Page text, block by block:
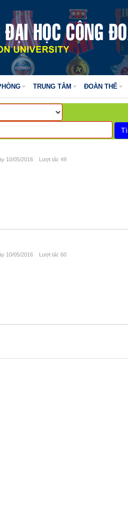
TRUNG TÂM ĐOÀN THỂ
10/05/2016 Lượt tải: 49
10/05/2016 Lượt tải: 60